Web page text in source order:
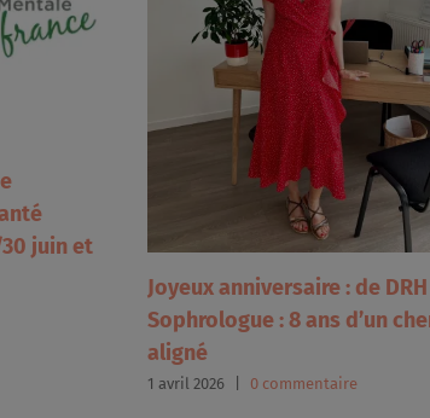
juin et
Joyeux anniversaire : de
Sophrologue : 8 ans d’un
aligné
1 avril 2026 0 commentaire